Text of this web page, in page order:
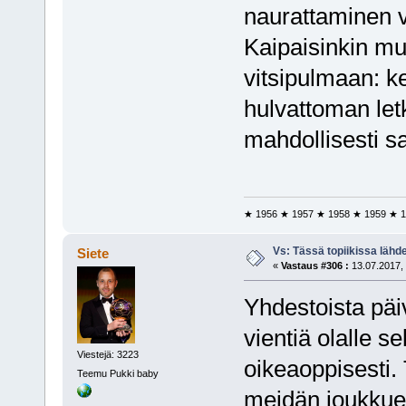
naurattaminen
Kaipaisinkin
vitsipulmaan:
hulvattoman
mahdollisesti
★ 1956 ★ 1957 ★ 1958 ★ 1959 ★
Siete
Viestejä: 3223
Teemu Pukki baby
Vs: Tässä topiikissa
« Vastaus #306 :
Yhdestoista
vientiä olalle
oikeaoppisesti.
meidän